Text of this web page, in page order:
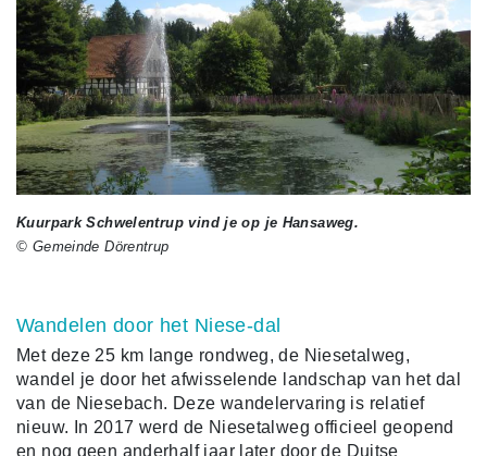
Kuurpark Schwelentrup vind je op je Hansaweg.
© Gemeinde Dörentrup
Wandelen door het Niese-dal
Met deze 25 km lange rondweg, de Niesetalweg,
wandel je door het afwisselende landschap van het dal
van de Niesebach. Deze wandelervaring is relatief
nieuw. In 2017 werd de Niesetalweg officieel geopend
en nog geen anderhalf jaar later door de Duitse